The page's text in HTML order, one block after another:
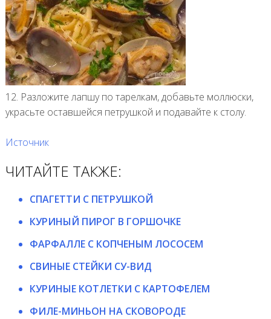
12. Разложите лапшу по тарелкам, добавьте моллюски,
украсьте оставшейся петрушкой и подавайте к столу.
Источник
ЧИТАЙТЕ ТАКЖЕ:
СПАГЕТТИ С ПЕТРУШКОЙ
КУРИНЫЙ ПИРОГ В ГОРШОЧКЕ
ФАРФАЛЛЕ С КОПЧЕНЫМ ЛОСОСЕМ
СВИНЫЕ СТЕЙКИ СУ-ВИД
КУРИНЫЕ КОТЛЕТКИ С КАРТОФЕЛЕМ
ФИЛЕ-МИНЬОН НА СКОВОРОДЕ